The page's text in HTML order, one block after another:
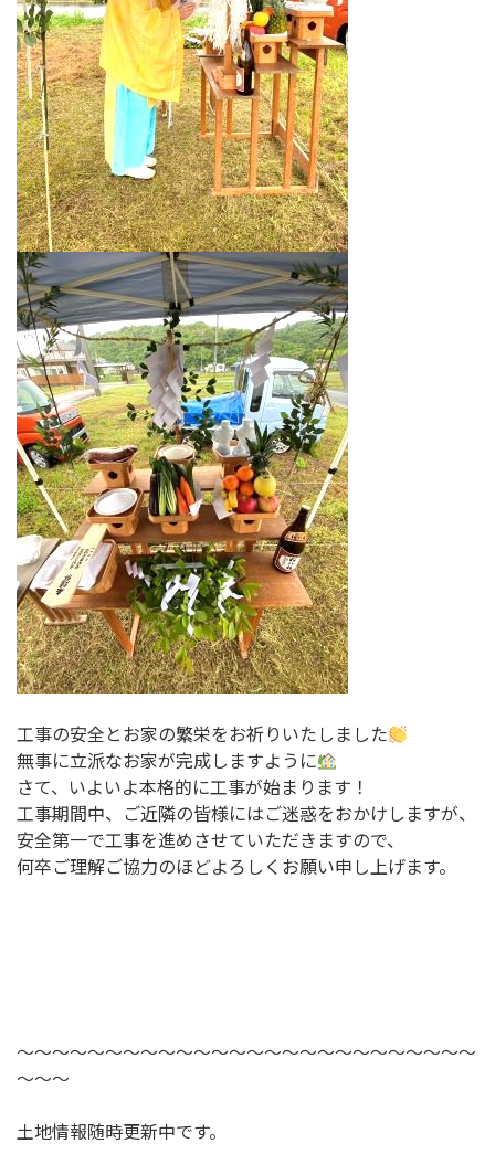
工事の安全とお家の繁栄をお祈りいたしました
無事に立派なお家が完成しますように
さて、いよいよ本格的に工事が始まります ！
工事期間中、ご近隣の皆様にはご迷惑をおかけしますが、
安全第一で工事を進めさせていただきますので、
何卒ご理解ご協力のほどよろしくお願い申し上げます。
～～～～～～～～～～～～～～～～～～～～～～～～～～
～～～
土地情報随時更新中です。